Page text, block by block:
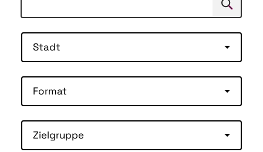
Suchen
Stadt
Format
Zielgruppe